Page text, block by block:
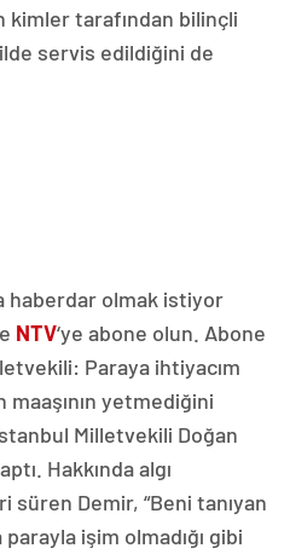
kimler tarafından bilinçli
servis edildiğini de
haberdar olmak istiyor
NTV‘ye abone olun. Abone
Paraya ihtiyacım
maaşının yetmediğini
Milletvekili Doğan
Hakkında algı
süren Demir, “Beni tanıyan
işim olmadığı gibi